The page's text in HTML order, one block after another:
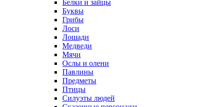
Белки и зайцы
Буквы
Грибы
Лоси
Лошади
Медведи
Мячи
Ослы и олени
Павлины
Предметы
Птицы
Силуэты людей